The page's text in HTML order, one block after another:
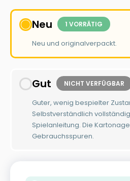
Neu 1 VORRÄTIG
Neu und originalverpackt.
Gut NICHT VERFÜGBAR
Guter, wenig bespielter
Selbstverständlich
Spielanleitung. Die
Gebrauchsspuren.